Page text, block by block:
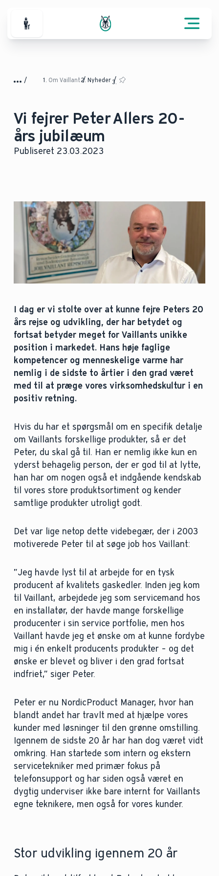
For professionelle
Om Vaillant Nyheder
Vi fejrer Peter Allers 20-
års jubilæum
Publiseret 23.03.2023
I dag er vi stolte over at kunne fejre Peters 20
års rejse og udvikling, der har betydet og
fortsat betyder meget for Vaillants unikke
position i markedet. Hans høje faglige
kompetencer og menneskelige varme har
nemlig i de sidste to årtier i den grad været
med til at præge vores virksomhedskultur i en
positiv retning.
Hvis du har et spørgsmål om en specifik detalje
om Vaillants forskellige produkter, så er det
Peter, du skal gå til. Han er nemlig ikke kun en
yderst behagelig person, der er god til at lytte,
han har om nogen også et indgående kendskab
til vores store produktsortiment og kender
samtlige produkter utroligt godt.
Det var lige netop dette videbegær, der i 2003
motiverede Peter til at søge job hos Vaillant:
”Jeg havde lyst til at arbejde for en tysk
producent af kvalitets gaskedler. Inden jeg kom
til Vaillant, arbejdede jeg som servicemand hos
en installatør, der havde mange forskellige
producenter i sin service portfolie, men hos
Vaillant havde jeg et ønske om at kunne fordybe
mig i én enkelt producents produkter – og det
ønske er blevet og bliver i den grad fortsat
indfriet,” siger Peter.
Peter er nu NordicProduct Manager, hvor han
blandt andet har travlt med at hjælpe vores
kunder med løsninger til den grønne omstilling.
Igennem de sidste 20 år har han dog været vidt
omkring. Han startede som intern og ekstern
servicetekniker med primær fokus på
telefonsupport og har siden også været en
dygtig underviser ikke bare internt for Vaillants
egne teknikere, men også for vores kunder.
Stor udvikling igennem 20 år